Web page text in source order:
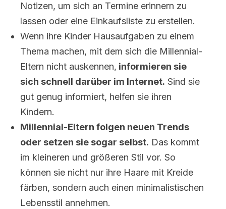
Notizen, um sich an Termine erinnern zu
lassen oder eine Einkaufsliste zu erstellen.
Wenn ihre Kinder Hausaufgaben zu einem
Thema machen, mit dem sich die Millennial-
Eltern nicht auskennen, informieren sie
sich schnell darüber im Internet. Sind sie
gut genug informiert, helfen sie ihren
Kindern.
Millennial-Eltern folgen neuen Trends
oder setzen sie sogar selbst. Das kommt
im kleineren und größeren Stil vor. So
können sie nicht nur ihre Haare mit Kreide
färben, sondern auch einen minimalistischen
Lebensstil annehmen.